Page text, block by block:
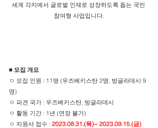
세계 각지에서 글로벌 인재로 성장하도록 돕는 국민
참여형 사업입니다.
■ 모집 개요
ㅇ 모집 인원 : 11명 (우즈베키스탄 2명, 방글라데시 9
명)
ㅇ 파견 국가 : 우즈베키스탄, 방글라데시
ㅇ 활동 기간 : 1년 (연장 불가)
ㅇ 지원서 접수 : 2023.08.31.(목)~ 2023.09.15.(금)